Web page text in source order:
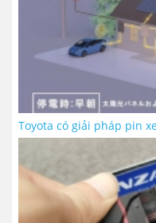
Toyota có giải pháp pin